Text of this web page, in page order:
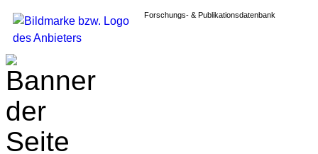
Forschungs- & Publikationsdatenbank